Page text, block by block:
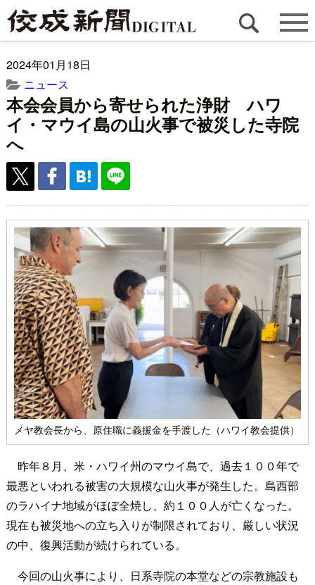
2024年01月18日
ニュース
本会会員から寄せられた浄財 ハワ
イ・マウイ島の山火事で被災した寺院
へ
メヤ教会長から、原住職に義援金を手渡した（ハワイ教会提供）
昨年８月、米・ハワイ州のマウイ島で、過去１００年で
最悪といわれる被害の大規模な山火事が発生した。島西部
のラハイナ地域がほぼ全焼し、約１００人が亡くなった。
現在も被災地への立ち入りが制限されており、厳しい状況
の中、復興活動が続けられている。
今回の山火事により、日系寺院の本堂などの宗教施設も